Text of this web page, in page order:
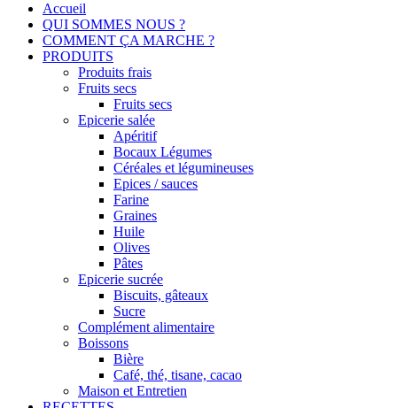
Accueil
QUI SOMMES NOUS ?
COMMENT ÇA MARCHE ?
PRODUITS
Produits frais
Fruits secs
Fruits secs
Epicerie salée
Apéritif
Bocaux Légumes
Céréales et légumineuses
Epices / sauces
Farine
Graines
Huile
Olives
Pâtes
Epicerie sucrée
Biscuits, gâteaux
Sucre
Complément alimentaire
Boissons
Bière
Café, thé, tisane, cacao
Maison et Entretien